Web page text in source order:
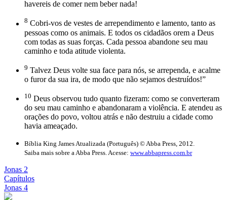
havereis de comer nem beber nada!
8 Cobri-vos de vestes de arrependimento e lamento, tanto as
pessoas como os animais. E todos os cidadãos orem a Deus
com todas as suas forças. Cada pessoa abandone seu mau
caminho e toda atitude violenta.
9 Talvez Deus volte sua face para nós, se arrependa, e acalme
o furor da sua ira, de modo que não sejamos destruídos!”
10 Deus observou tudo quanto fizeram: como se converteram
do seu mau caminho e abandonaram a violência. E atendeu as
orações do povo, voltou atrás e não destruiu a cidade como
havia ameaçado.
Bíblia King James Atualizada (Português) © Abba Press, 2012.
Saiba mais sobre a Abba Press. Acesse: www.abbapress.com.br
Jonas 2
Capítulos
Jonas 4